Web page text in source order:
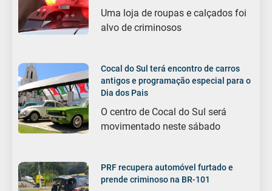
Uma loja de roupas e calçados foi
alvo de criminosos
Cocal do Sul terá encontro de carros
antigos e programação especial para o
Dia dos Pais
O centro de Cocal do Sul será
movimentado neste sábado
PRF recupera automóvel furtado e
prende criminoso na BR-101